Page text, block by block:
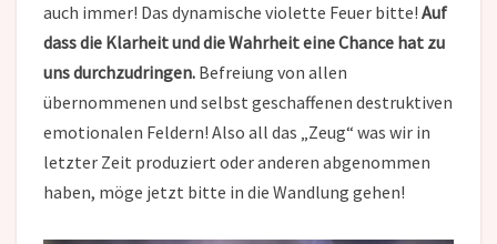
auch immer! Das dynamische violette Feuer bitte! Auf
dass die Klarheit und die Wahrheit eine Chance hat zu
uns durchzudringen. Befreiung von allen
übernommenen und selbst geschaffenen destruktiven
emotionalen Feldern! Also all das „Zeug“ was wir in
letzter Zeit produziert oder anderen abgenommen
haben, möge jetzt bitte in die Wandlung gehen!